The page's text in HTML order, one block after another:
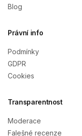
Blog
Právní info
Podmínky
GDPR
Cookies
Transparentnost
Moderace
Falešné recenze